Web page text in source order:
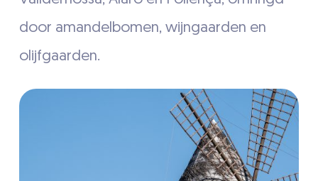
door amandelbomen, wijngaarden en
olijfgaarden.